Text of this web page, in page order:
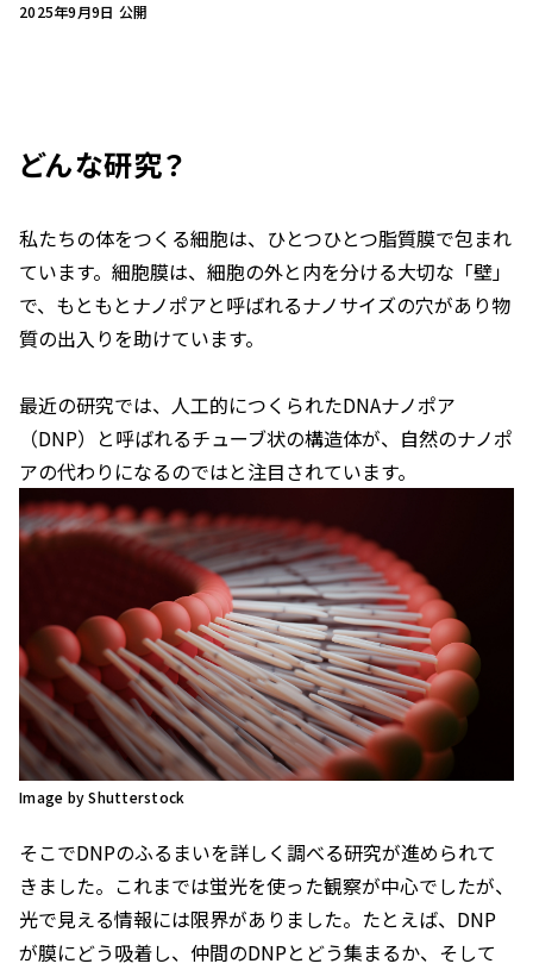
2025年9月9日 公開
どんな研究？
私たちの体をつくる細胞は、ひとつひとつ脂質膜で包まれ
ています。細胞膜は、細胞の外と内を分ける大切な「壁」
で、もともとナノポアと呼ばれるナノサイズの穴があり物
質の出入りを助けています。
最近の研究では、人工的につくられたDNAナノポア
（DNP）と呼ばれるチューブ状の構造体が、自然のナノポ
アの代わりになるのではと注目されています。
Image by Shutterstock
そこでDNPのふるまいを詳しく調べる研究が進められて
きました。これまでは蛍光を使った観察が中心でしたが、
光で見える情報には限界がありました。たとえば、DNP
が膜にどう吸着し、仲間のDNPとどう集まるか、そして